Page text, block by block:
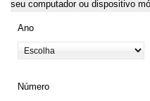
seu computador ou dispositivo
Ano
Número